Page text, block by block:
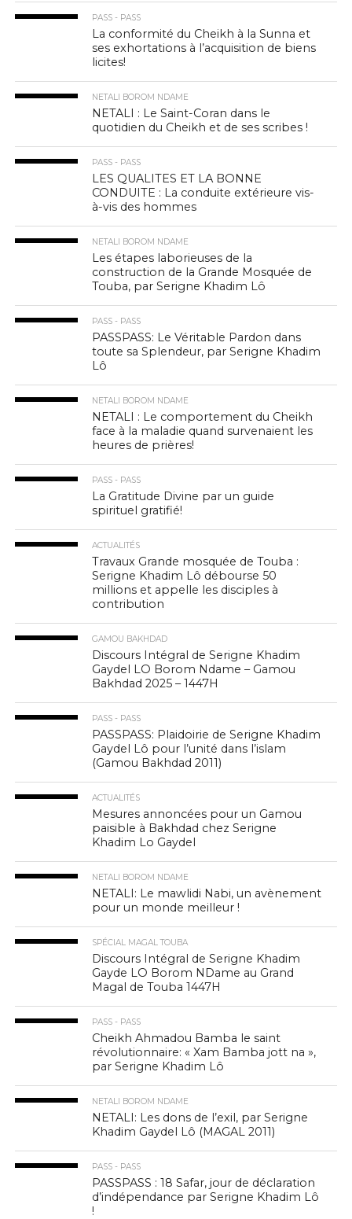
PASS - PASS
La conformité du Cheikh à la Sunna et
ses exhortations à l’acquisition de biens
licites!
NETALI BOROM NDAME
NETALI : Le Saint-Coran dans le
quotidien du Cheikh et de ses scribes !
PASS - PASS
LES QUALITES ET LA BONNE
CONDUITE : La conduite extérieure vis-
à-vis des hommes
NETALI BOROM NDAME
Les étapes laborieuses de la
construction de la Grande Mosquée de
Touba, par Serigne Khadim Lô
PASS - PASS
PASSPASS: Le Véritable Pardon dans
toute sa Splendeur, par Serigne Khadim
Lô
NETALI BOROM NDAME
NETALI : Le comportement du Cheikh
face à la maladie quand survenaient les
heures de prières!
PASS - PASS
La Gratitude Divine par un guide
spirituel gratifié!
ACTUALITÉS
Travaux Grande mosquée de Touba :
Serigne Khadim Lô débourse 50
millions et appelle les disciples à
contribution
GAMOU BAKHDAD
Discours Intégral de Serigne Khadim
Gaydel LO Borom Ndame – Gamou
Bakhdad 2025 – 1447H
PASS - PASS
PASSPASS: Plaidoirie de Serigne Khadim
Gaydel Lô pour l’unité dans l’islam
(Gamou Bakhdad 2011)
ACTUALITÉS
Mesures annoncées pour un Gamou
paisible à Bakhdad chez Serigne
Khadim Lo Gaydel
NETALI BOROM NDAME
NETALI: Le mawlidi Nabi, un avènement
pour un monde meilleur !
SPÉCIAL MAGAL TOUBA
Discours Intégral de Serigne Khadim
Gayde LO Borom NDame au Grand
Magal de Touba 1447H
PASS - PASS
Cheikh Ahmadou Bamba le saint
révolutionnaire: « Xam Bamba jott na »,
par Serigne Khadim Lô
NETALI BOROM NDAME
NETALI: Les dons de l’exil, par Serigne
Khadim Gaydel Lô (MAGAL 2011)
PASS - PASS
PASSPASS : 18 Safar, jour de déclaration
d’indépendance par Serigne Khadim Lô
!